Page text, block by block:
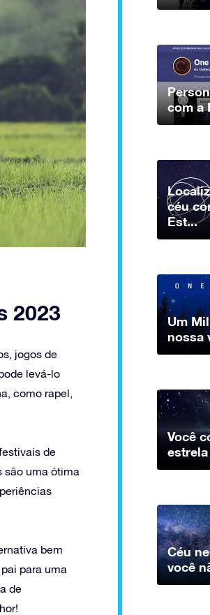
2023
jogos de
levá-lo
como rapel,
de
são uma ótima
bem
para uma
de
com a
céu
Est...
Um
nossa
Você
Céu
você